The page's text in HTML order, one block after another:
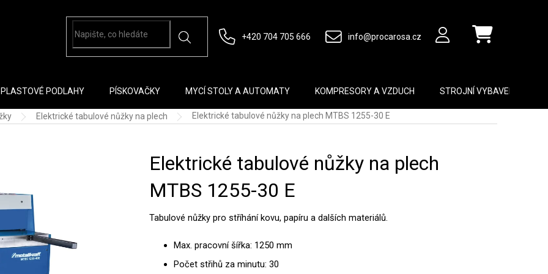
+420 704 705 666 info@procarosa.cz Nákupní košík
PLASTOVÉ PODLAHY PÍSKOVAČKY MYCÍ STOLY A AUTOMATY KOMPRESORY A VZDUCH STROJNÍ VYBAVENÍ
Elektrické tabulové nůžky na plech Elektrické tabulové nůžky na plech MTBS 1255-30 E
Elektrické tabulové nůžky na plech
MTBS 1255-30 E
Tabulové nůžky pro stříhání kovu, papíru a dalších materiálů.
Max. pracovní šířka: 1250 mm
Počet střihů za minutu: 30